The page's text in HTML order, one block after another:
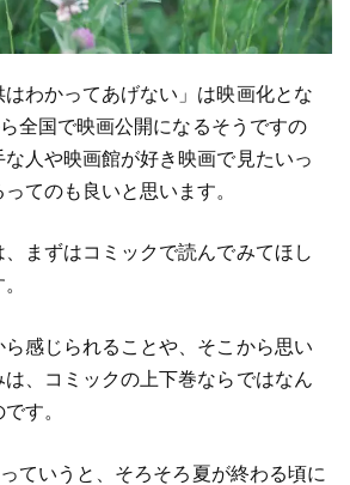
はわかってあげない」は映画化とな
全国で映画公開になるそうですの
人や映画館が好き映画で見たいっ
てのも良いと思います。
まずはコミックで読んでみてほし
ら感じられることや、そこから思い
は、コミックの上下巻ならではなん
す。
ていうと、そろそろ夏が終わる頃に